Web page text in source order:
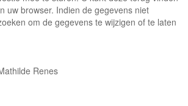
uw browser. Indien de gegevens niet
om de gegevens te wijzigen of te laten
Renes